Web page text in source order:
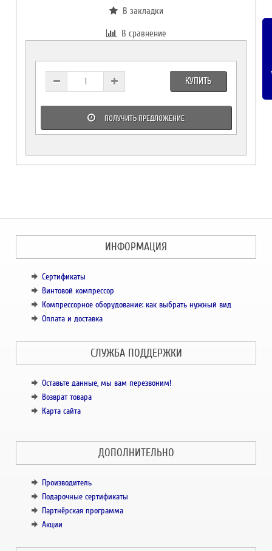
В закладки
В сравнение
КУПИТЬ
ПОЛУЧИТЬ ПРЕДЛОЖЕНИЕ
ИНФОРМАЦИЯ
Сертификаты
Винтовой компрессор
Компрессорное оборудование: как выбрать нужный вид
Оплата и доставка
СЛУЖБА ПОДДЕРЖКИ
Оставьте данные, мы вам перезвоним!
Возврат товара
Карта сайта
ДОПОЛНИТЕЛЬНО
Производитель
Подарочные сертификаты
Партнёрская программа
Акции